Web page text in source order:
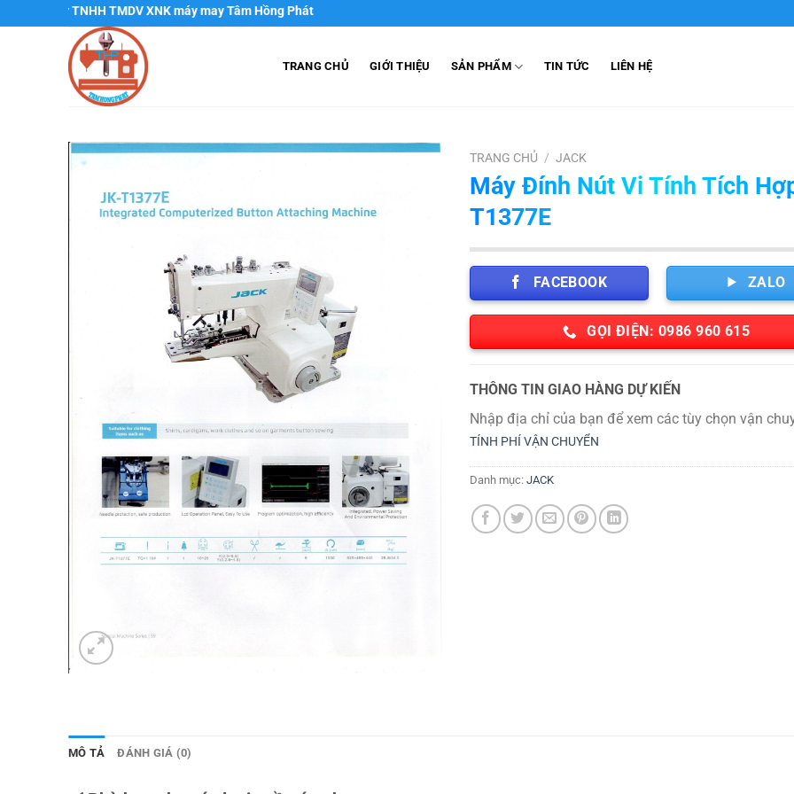
đến
TMDV XNK máy may Tâm Hồng Phát
TRANG CHỦ GIỚI THIỆU SẢN PHẨM TIN TỨC LIÊN HỆ
TRANG CHỦ / JACK
Máy Đính Nút Vi Tính Tích
T1377E
FACEBOOK ZALO
GỌI ĐIỆN: 0986 960 615
THÔNG TIN GIAO HÀNG DỰ KIẾN
Nhập địa chỉ của bạn để xem các tùy chọn vận
TÍNH PHÍ VẬN CHUYỂN
Danh mục:JACK
MÔ TẢ ĐÁNH GIÁ (0)